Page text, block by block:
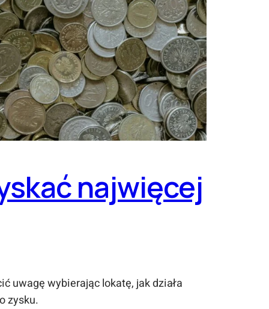
najwięcej
uwagę wybierając lokatę, jak działa
zysku.